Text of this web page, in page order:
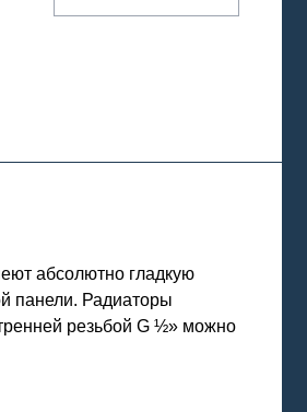
абсолютно гладкую
панели. Радиаторы
резьбой G ½» можно